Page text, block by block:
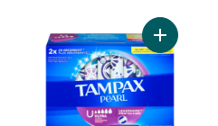
Tampons compacts Click,Ajouter